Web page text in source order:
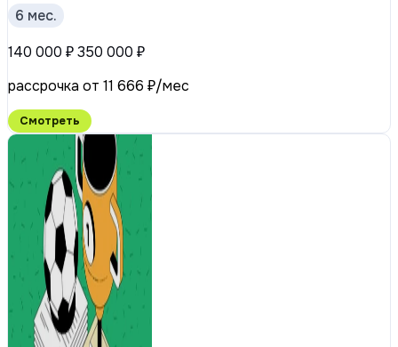
6 мес.
140 000 ₽350 000 ₽
рассрочка от 11 666 ₽/мес
Смотреть